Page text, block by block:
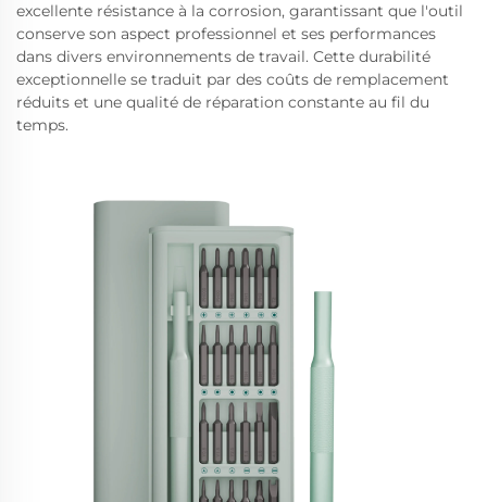
excellente résistance à la corrosion, garantissant que l'outil
conserve son aspect professionnel et ses performances
dans divers environnements de travail. Cette durabilité
exceptionnelle se traduit par des coûts de remplacement
réduits et une qualité de réparation constante au fil du
temps.